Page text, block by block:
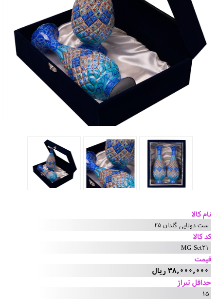
نام کالا
ست دوتایی گلدان 25
کد کالا
MG-Set21
قیمت
38,000,000 ریال
حداقل تیراژ
15